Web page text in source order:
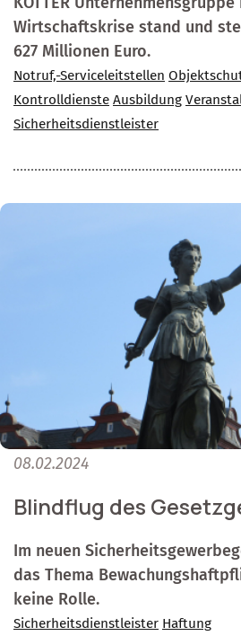
Wirtschaftskrise stand und
627 Millionen Euro.
Notruf,-Serviceleitstellen
Kontrolldienste Ausbildung
Sicherheitsdienstleister
08.02.2024
Blindflug des
Im neuen
das Thema
keine Rolle.
Sicherheitsdienstleister Haftung